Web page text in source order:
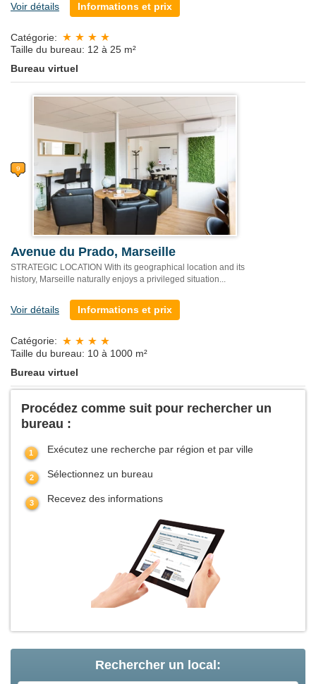
Voir détails Informations et prix
Catégorie:
Taille du bureau: 12 à 25 m²
Bureau virtuel
Avenue du Prado, Marseille
STRATEGIC LOCATION With its geographical location and its
history, Marseille naturally enjoys a privileged situation...
Voir détails Informations et prix
Catégorie:
Taille du bureau: 10 à 1000 m²
Bureau virtuel
Procédez comme suit pour rechercher un
bureau :
Exécutez une recherche par région et par ville
Sélectionnez un bureau
Recevez des informations
Rechercher un local: